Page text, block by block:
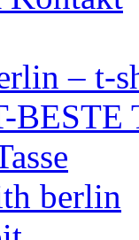
– t-
BESTE
berlin